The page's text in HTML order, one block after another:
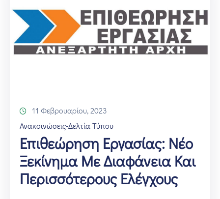
11 Φεβρουαρίου, 2023
Ανακοινώσεις-Δελτία Τύπου
Επιθεώρηση Εργασίας: Νέο
Ξεκίνημα Με Διαφάνεια Και
Περισσότερους Ελέγχους